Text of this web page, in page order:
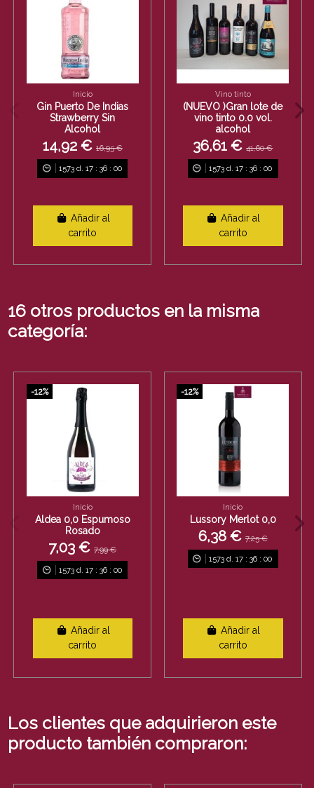
Inicio
Gin Puerto De Indias
Strawberry Sin
Alcohol
14,92 € 16,95 €
1573d. 17: 36: 00
Añadir al
carrito
Vino tinto
(NUEVO )Gran lote de
vino tinto 0.0 vol.
alcohol
36,61 €41,60 €
1573 d. 17 :36 :00
Añadir al
carrito
16 otros productos en la misma
categoría:
-12%
Inicio
Aldea 0,0 Espumoso
Rosado
7,03 €7,99 €
1573d. 17: 36: 00
Añadir al
carrito
-12%
Inicio
Lussory Merlot 0,0
6,38 €7,25 €
1573 d. 17 :36 :00
Añadir al
carrito
Los clientes que adquirieron este
producto también compraron: